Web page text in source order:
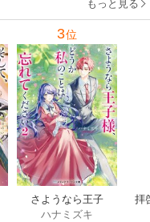
もっと見る
3位
さようなら王子
様、どうか私のこ
ハナミズキ
拝